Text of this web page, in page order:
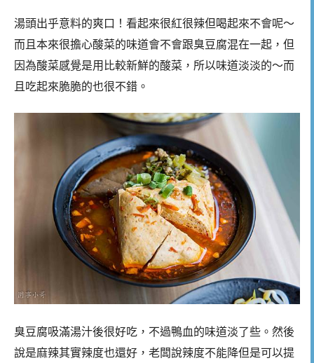
湯頭出乎意料的爽口！看起來很紅很辣但喝起來不會呢～
而且本來很擔心酸菜的味道會不會跟臭豆腐混在一起，但
因為酸菜感覺是用比較新鮮的酸菜，所以味道淡淡的～而
且吃起來脆脆的也很不錯。
臭豆腐吸滿湯汁後很好吃，不過鴨血的味道淡了些。然後
說是麻辣其實辣度也還好，老闆說辣度不能降但是可以提